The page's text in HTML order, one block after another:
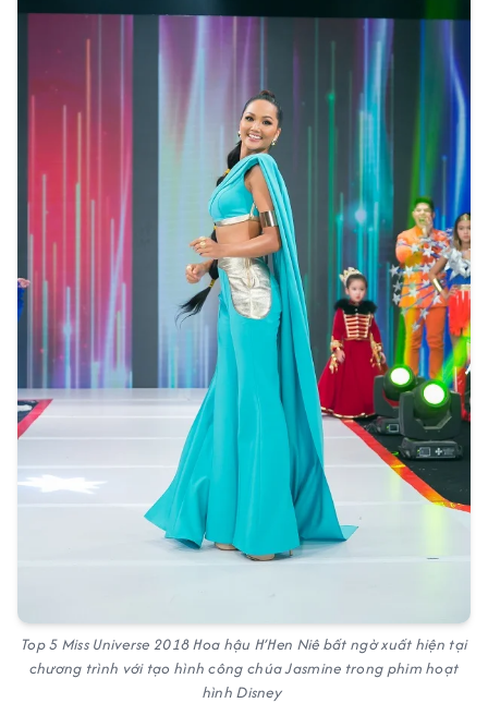
Top 5 Miss Universe 2018 Hoa hậu H’Hen Niê bất ngờ xuất hiện tại
chương trình với tạo hình công chúa Jasmine trong phim hoạt
hình Disney